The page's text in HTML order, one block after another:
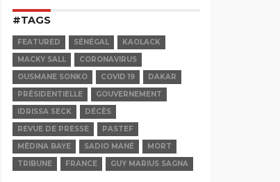
#TAGS
FEATURED SÉNÉGAL
KAOLACK
MACKY SALL
CORONAVIRUS
OUSMANE SONKO
COVID 19
DAKAR
PRÉSIDENTIELLE
GOUVERNEMENT
IDRISSA SECK
DÉCÈS
REVUE DE PRESSE
PASTEF
MÉDINA BAYE
SADIO MANÉ
MORT
TRIBUNE
FRANCE GUY MARIUS SAGNA